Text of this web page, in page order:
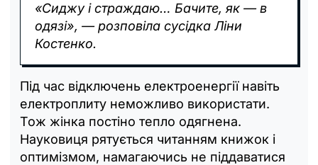
«Сиджу і страждаю… Бачите, як — в
одязі», — розповіла сусідка Ліни
Костенко.
Під час відключень електроенергії навіть
електроплиту неможливо використати.
Тож жінка постіно тепло одягнена.
Науковиця рятується читанням книжок і
оптимізмом, намагаючись не піддаватися